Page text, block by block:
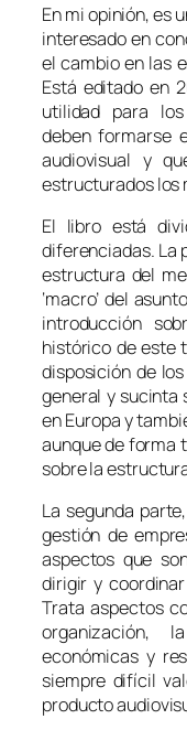
En mi opinión, es
interesado en
el cambio en las
Está editado en
utilidad para
deben formarse
audiovisual y
estructurados los
El libro está
diferenciadas. La
estructura del
‘macro’ del
introducción
histórico de este
disposición de
general y sucinta
en Europa y
aunque de forma
sobre la
La segunda
gestión de
aspectos que
dirigir y
Trata aspectos
organización,
económicas y
siempre difícil
producto